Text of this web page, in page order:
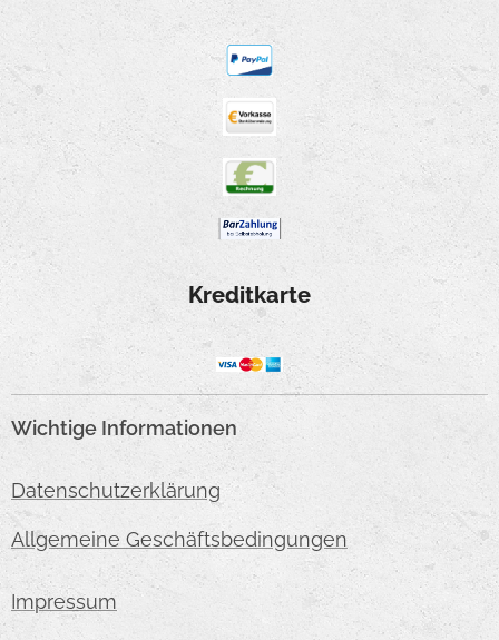
Kreditkarte
Wichtige Informationen
Datenschutzerklärung
Allgemeine Geschäftsbedingungen
Impressum